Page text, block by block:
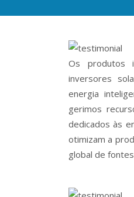
Os produtos
inversores
energia
gerimos
dedicados às
otimizam a
global de